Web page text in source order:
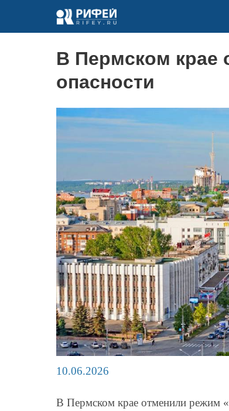
В Пермском крае
опасности
10.06.2026
В Пермском крае отменили режим